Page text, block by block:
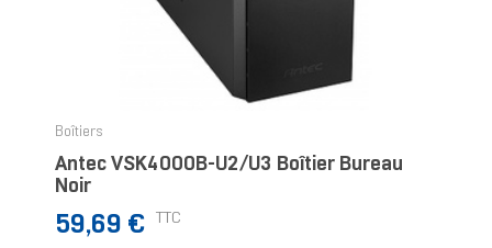
Boîtiers
Antec VSK4000B-U2/U3 Boîtier Bureau
Noir
Prix
59,69 € TTC